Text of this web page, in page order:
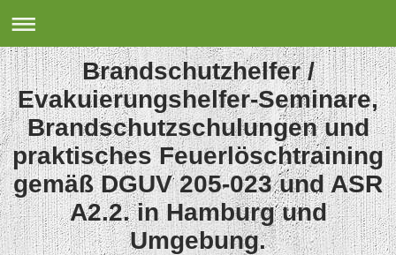
Brandschutzhelfer /
Evakuierungshelfer-Seminare,
Brandschutzschulungen und
praktisches Feuerlöschtraining
gemäß DGUV 205-023 und ASR
A2.2. in Hamburg und
Umgebung.